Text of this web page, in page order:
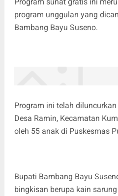
program unggulan yang
Bambang Bayu Suseno.
Program ini telah
Desa Ramin, Kecamatan
oleh 55 anak di Puskesmas
Bupati Bambang Bayu
bingkisan berupa kain